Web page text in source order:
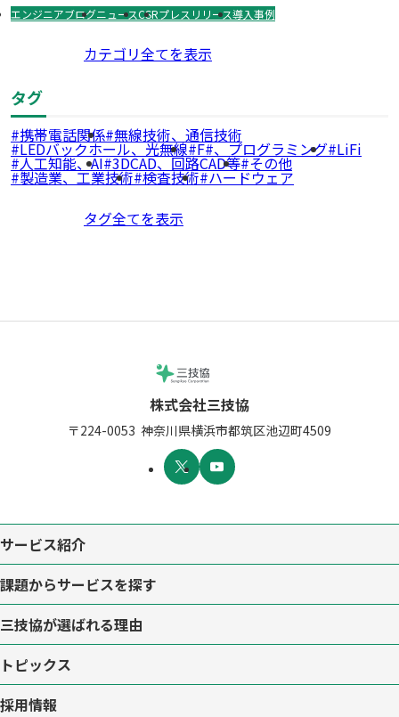
エンジニアブログニュースCSRプレスリリース導入事例
カテゴリ全てを表示
タグ
携帯電話関係 無線技術、通信技術
LEDバックホール、光無線 F#、プログラミング LiFi
人工知能、AI 3DCAD、回路CAD等 その他
製造業、工業技術 検査技術 ハードウェア
タグ全てを表示
株式会社三技協
〒224-0053 神奈川県横浜市都筑区池辺町4509
サービス紹介
課題からサービスを探す
三技協が選ばれる理由
トピックス
採用情報